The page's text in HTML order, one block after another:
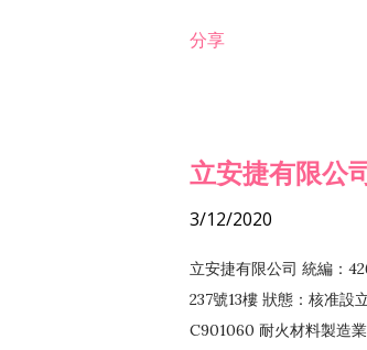
務 F102030 菸酒批發業
分享
立安捷有限公
3/12/2020
立安捷有限公司 統編：
237號13樓 狀態：核准設
C901060 耐火材料製造